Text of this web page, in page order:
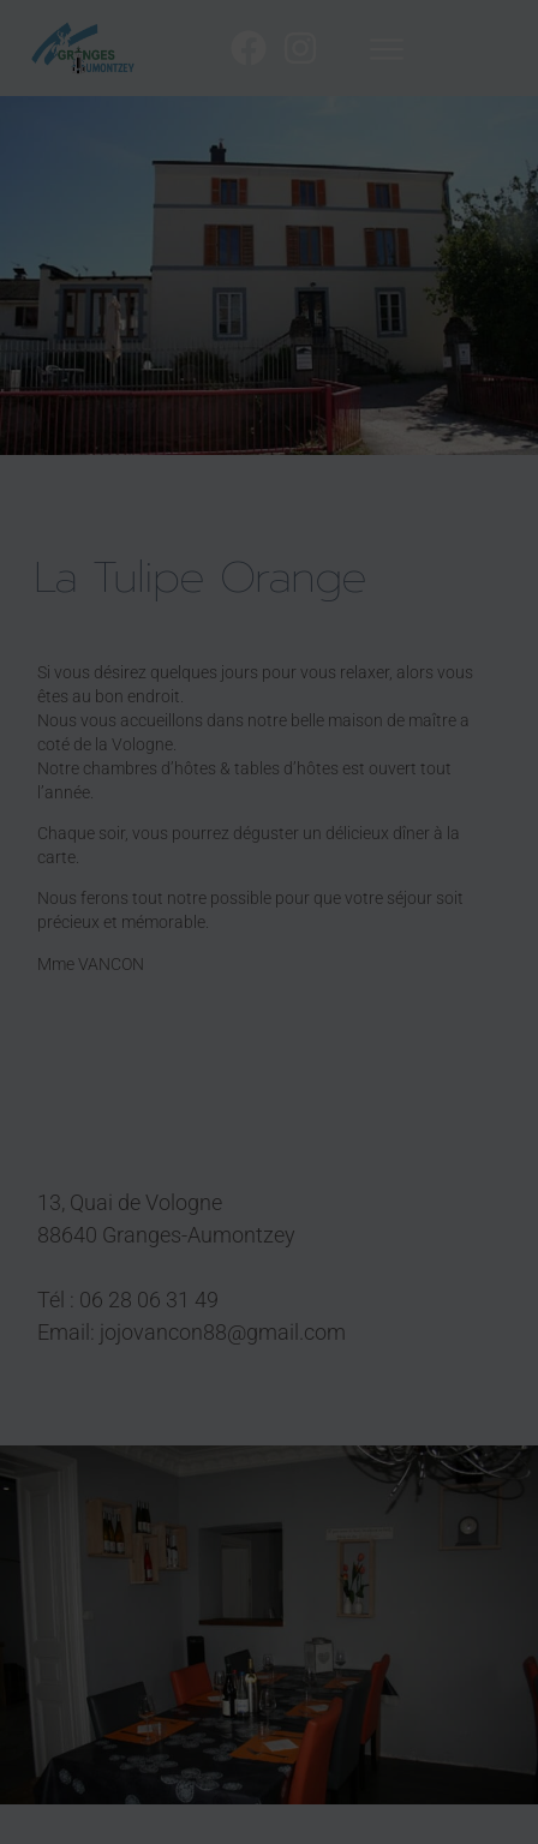
La Tulipe Orange
Si vous désirez quelques jours pour vous relaxer, alors vous
êtes au bon endroit.
Nous vous accueillons dans notre belle maison de maître a
coté de la Vologne.
Notre chambres d’hôtes & tables d’hôtes est ouvert tout
l’année.
Chaque soir, vous pourrez déguster un délicieux dîner à la
carte.
Nous ferons tout notre possible pour que votre séjour soit
précieux et mémorable.
Mme VANCON
13, Quai de Vologne
88640 Granges-Aumontzey
Tél : 06 28 06 31 49
Email: jojovancon88@gmail.com